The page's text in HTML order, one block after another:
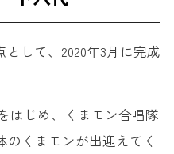
して、2020年3月に完成
はじめ、くまモン合唱隊
くまモンが出迎えてく